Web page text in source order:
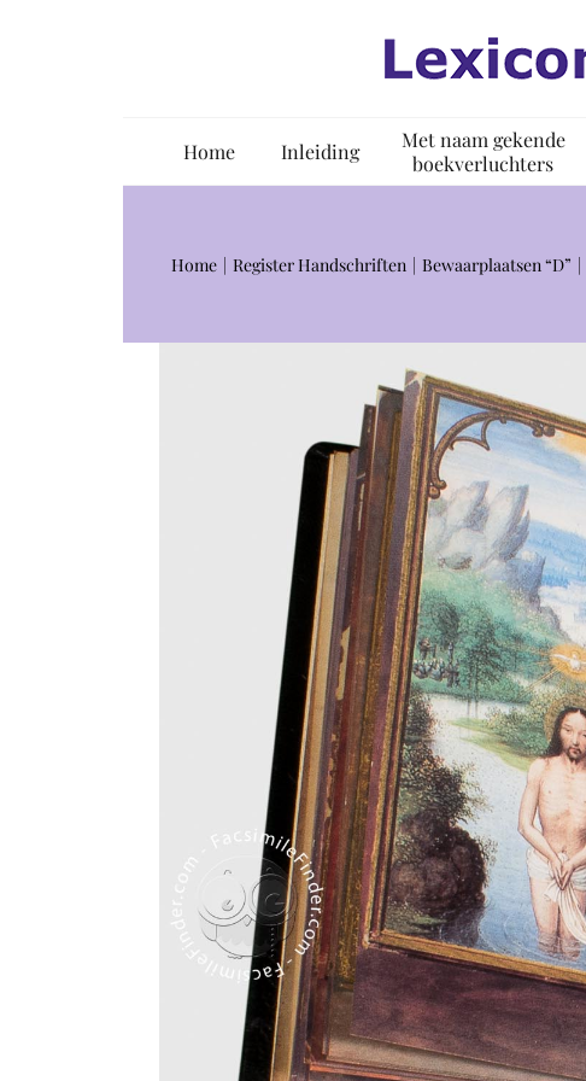
Home Inleiding
Met naam gekende
boekverluchters
Home Register Handschriften Bewaarplaatsen “D”